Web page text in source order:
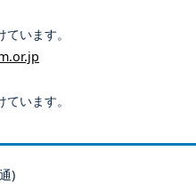
います。
います。
)